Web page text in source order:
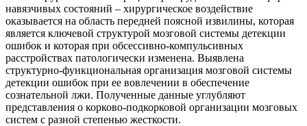
навязчивых состояний – хирургическое воздействие
оказывается на область передней поясной извилины, которая
является ключевой структурой мозговой системы детекции
ошибок и которая при обсессивно-компульсивных
расстройствах патологически изменена. Выявлена
структурно-функциональная организация мозговой системы
детекции ошибок при ее вовлечении в обеспечение
сознательной лжи. Полученные данные углубляют
представления о корково-подкорковой организации мозговых
систем с разной степенью жесткости.